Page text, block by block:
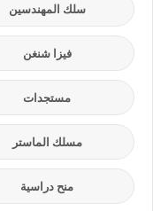
سلك المهندسين
فيزا شنغن
مستجدات
مسلك الماستر
منح دراسية